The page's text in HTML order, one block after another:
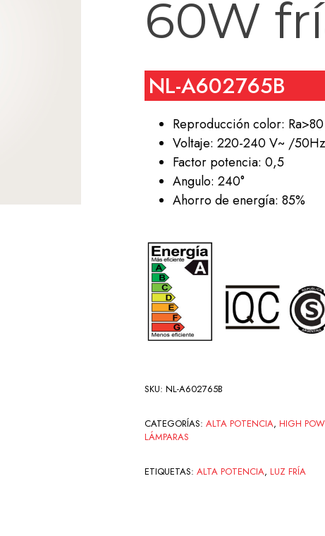
60W
NL-A602765B
Reproducción color: Ra>80
Voltaje: 220-240 V~ /50Hz
Factor potencia: 0,5
Angulo: 240°
Ahorro de energía: 85%
SKU: NL-A602765B
CATEGORÍAS: ALTA POTENCIA, HIGH
LÁMPARAS
ETIQUETAS: ALTA POTENCIA, LUZ FRÍA